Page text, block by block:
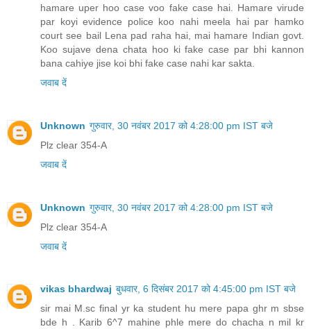
hamare uper hoo case voo fake case hai. Hamare virude
par koyi evidence police koo nahi meela hai par hamko
court see bail Lena pad raha hai, mai hamare Indian govt.
Koo sujave dena chata hoo ki fake case par bhi kannon
bana cahiye jise koi bhi fake case nahi kar sakta.
जवाब दें
Unknown गुरुवार, 30 नवंबर 2017 को 4:28:00 pm IST बजे
Plz clear 354-A
जवाब दें
Unknown गुरुवार, 30 नवंबर 2017 को 4:28:00 pm IST बजे
Plz clear 354-A
जवाब दें
vikas bhardwaj बुधवार, 6 दिसंबर 2017 को 4:45:00 pm IST बजे
sir mai M.sc final yr ka student hu mere papa ghr m sbse
bde h . Karib 6^7 mahine phle mere do chacha n mil kr